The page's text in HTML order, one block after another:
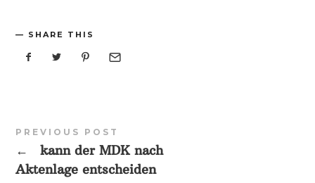
SHARE THIS
PREVIOUS POST
←
kann der MDK nach
Aktenlage entscheiden